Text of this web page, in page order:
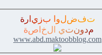
تفضلو بز ي رة
مدونتي لخ صة
www.abd.maktoobblog.com